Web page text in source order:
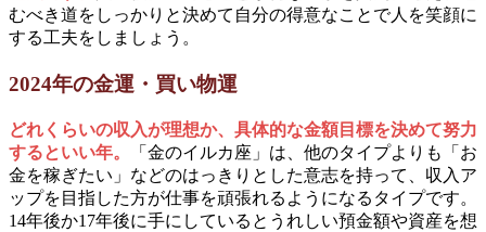
むべき道をしっかりと決めて自分の得意なことで人を笑顔に
する工夫をしましょう。
2024年の金運・買い物運
どれくらいの収入が理想か、具体的な金額目標を決めて努力
するといい年。
「金のイルカ座」は、他のタイプよりも「お
金を稼ぎたい」などのはっきりとした意志を持って、収入ア
ップを目指した方が仕事を頑張れるようになるタイプです。
14年後か17年後に手にしているとうれしい預金額や資産を想